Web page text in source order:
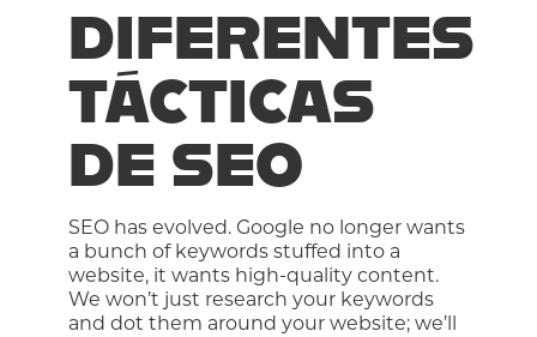
DIFERENTES
TÁCTICAS
DE SEO
SEO has evolved. Google no longer wants
a bunch of keywords stuffed into a
website, it wants high-quality content.
We won’t just research your keywords
and dot them around your website; we’ll